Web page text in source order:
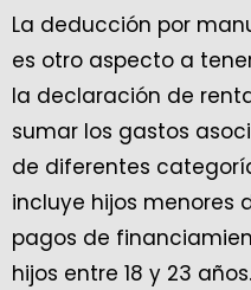
La deducción por
es otro aspecto a
la declaración de
sumar los gastos
de diferentes
incluye hijos menores
pagos de
hijos entre 18 y 23 años.